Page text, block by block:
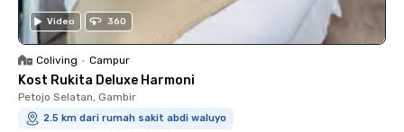
Video 360
Coliving • Campur
Kost Rukita Deluxe Harmoni
Petojo Selatan, Gambir
2.5 km dari rumah sakit abdi waluyo